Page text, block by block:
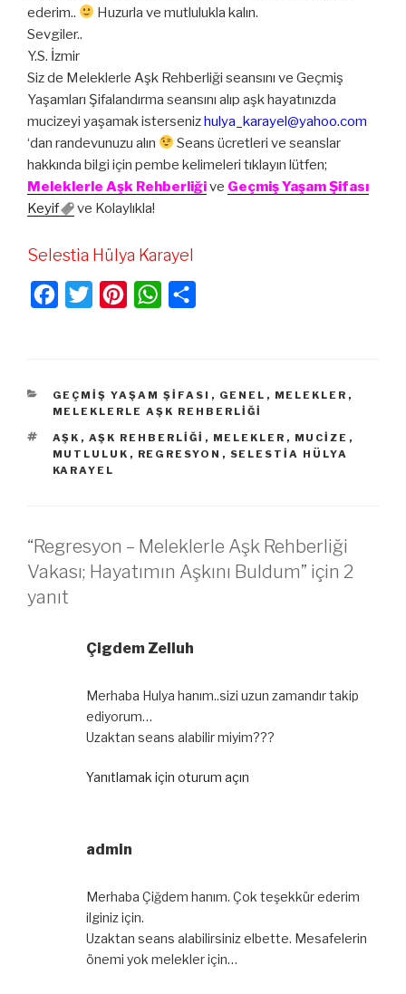
ederim..
Huzurla ve mutlulukla kalın.
Sevgiler..
Y.S. İzmir
Siz de Meleklerle Aşk Rehberliği seansını ve Geçmiş
Yaşamları Şifalandırma seansını alıp aşk hayatınızda
mucizeyi yaşamak istersenizhulya_karayel@yahoo.com
‘dan randevunuzu alın
Seans ücretleri ve seanslar
hakkında bilgi için pembe kelimeleri tıklayın lütfen;
Meleklerle Aşk Rehberliğive Geçmiş Yaşam Şifası
Keyif
ve Kolaylıkla!
Selestia Hülya Karayel
b
o
o
t
e
r
e
e
W
s
p
e
KATEGORILER
GEÇMIŞ YAŞAM ŞIFASI , GENEL , MELEKLER ,
MELEKLERLE AŞK REHBERLIĞI
ETIKETLER
AŞK , AŞK REHBERLIĞI , MELEKLER , MUCIZE ,
MUTLULUK , REGRESYON , SELESTIA HÜLYA
KARAYEL
“Regresyon – Meleklerle Aşk Rehberliği
Vakası; Hayatımın Aşkını Buldum” için 2
yanıt
Çigdem Zelluh
Merhaba Hulya hanım..sizi uzun zamandır takip
ediyorum…
Uzaktan seans alabilir miyim???
Yanıtlamak için oturum açın
admin
Merhaba Çiğdem hanım. Çok teşekkür ederim
ilginiz için.
Uzaktan seans alabilirsiniz elbette. Mesafelerin
önemi yok melekler için…